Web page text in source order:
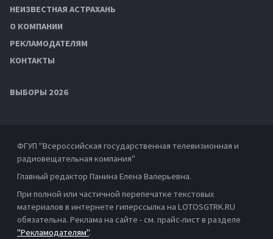
НЕИЗВЕСТНАЯ АСТРАХАНЬ
О КОМПАНИИ
РЕКЛАМОДАТЕЛЯМ
КОНТАКТЫ
ВЫБОРЫ 2026
ФГУП "Всероссийская государственная телевизионная и
радиовещательная компания"
Главный редактор Панина Елена Валерьевна.
При полной или частичной перепечатке текстовых
материалов в интернете гиперссылка на LOTOSGTRK.RU
обязательна. Реклама на сайте - см. прайс-лист в разделе
"Рекламодателям".